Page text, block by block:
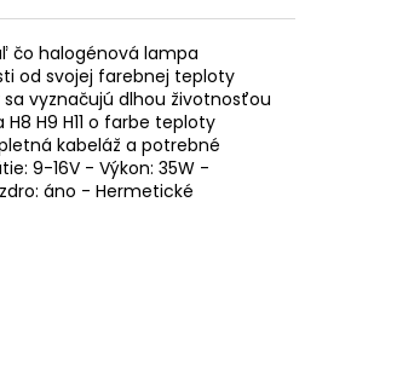
čo halogénová lampa
od svojej farebnej teploty
vyznačujú dlhou životnosťou
H9 H11 o farbe teploty
kabeláž a potrebné
9-16V - Výkon: 35W -
áno - Hermetické